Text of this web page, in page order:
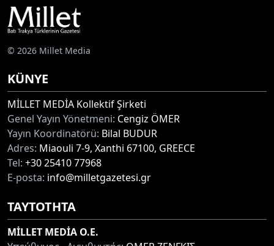
© 2026 Millet Media
KÜNYE
MİLLET MEDİA Kollektif Şirketi
Genel Yayın Yönetmeni: Cengiz ÖMER
Yayın Koordinatörü: Bilal BUDUR
Adres: Miaouli 7-9, Xanthi 67100, GREECE
Tel: +30 25410 77968
E-posta: info@milletgazetesi.gr
ΤΑΥΤΟΤΗΤΑ
MİLLET MEDİA O.E.